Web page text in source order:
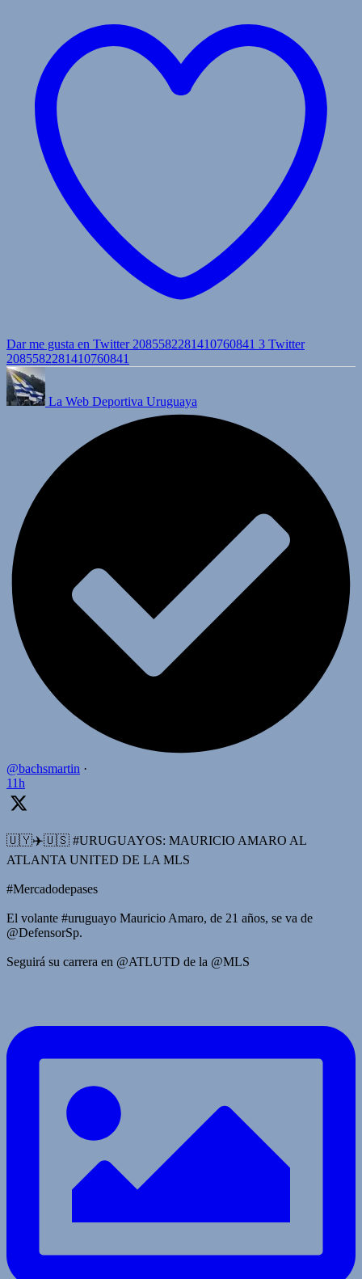
Dar me gusta en Twitter 2085582281410760841 3 Twitter
2085582281410760841
La Web Deportiva Uruguaya
@bachsmartin ·
11h
🇺🇾✈️🇺🇸 #URUGUAYOS: MAURICIO AMARO AL
ATLANTA UNITED DE LA MLS
#Mercadodepases
El volante #uruguayo Mauricio Amaro, de 21 años, se va de
@DefensorSp.
Seguirá su carrera en @ATLUTD de la @MLS